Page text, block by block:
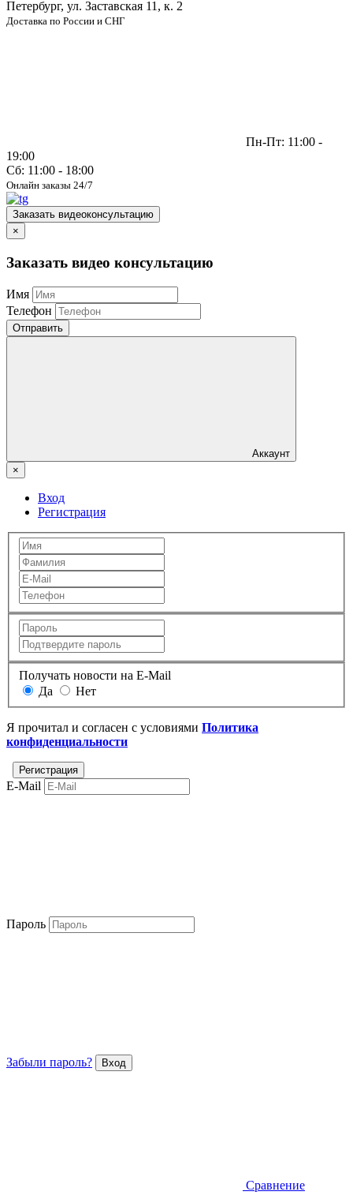
Петербург, ул. Заставская 11, к. 2
Доставка по России и СНГ
Пн-Пт: 11:00 -
19:00
Сб: 11:00 - 18:00
Онлайн заказы 24/7
Заказать видеоконсультацию
×
Заказать видео консультацию
Имя
Телефон
Отправить
Аккаунт
×
Вход
Регистрация
Получать новости на E-Mail
Да
Нет
Я прочитал и согласен с условиями Политика
конфиденциальности
E-Mail
Пароль
Забыли пароль?
Сравнение